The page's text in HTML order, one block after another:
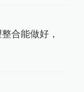
合能做好，